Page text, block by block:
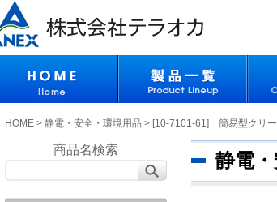
HOME > 静電・安全・環境用品 > [10-7101-61] 簡易型クリ
商品名検索 静電